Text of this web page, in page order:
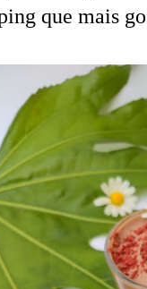
que mais